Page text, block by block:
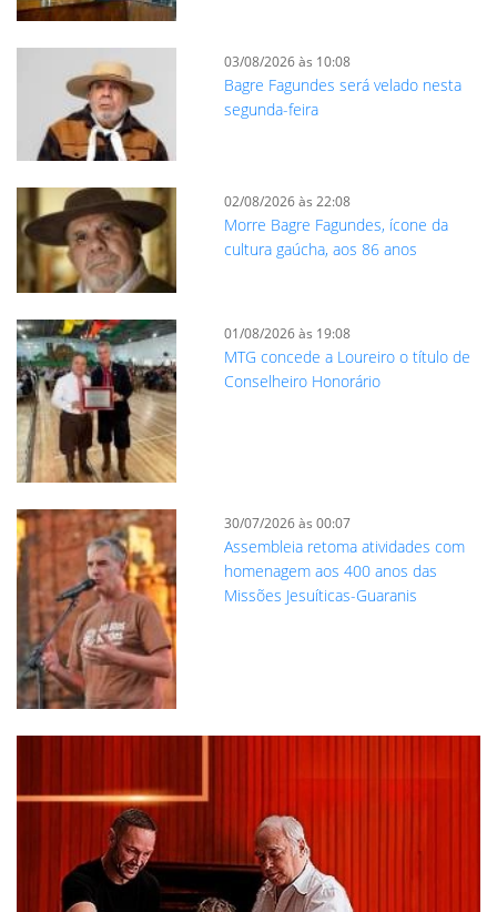
03/08/2026 às 10:08
Bagre Fagundes será velado nesta
segunda-feira
02/08/2026 às 22:08
Morre Bagre Fagundes, ícone da
cultura gaúcha, aos 86 anos
01/08/2026 às 19:08
MTG concede a Loureiro o título de
Conselheiro Honorário
30/07/2026 às 00:07
Assembleia retoma atividades com
homenagem aos 400 anos das
Missões Jesuíticas-Guaranis